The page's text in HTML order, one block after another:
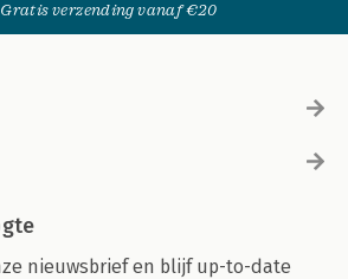
Gratis verzending vanaf €20
nieuwsbrief en blijf up-to-date